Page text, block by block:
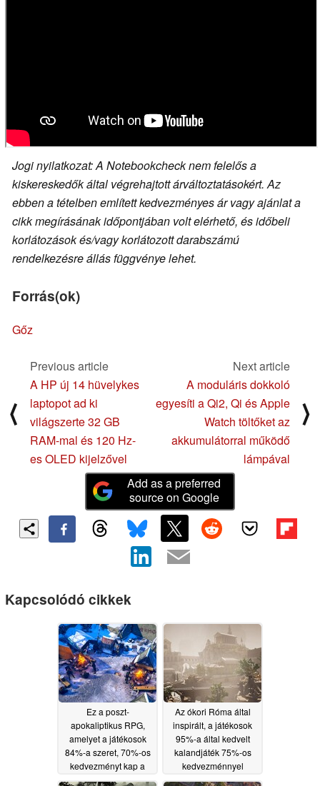
Jogi nyilatkozat: A Notebookcheck nem felelős a
kiskereskedők által végrehajtott árváltoztatásokért. Az
ebben a tételben említett kedvezményes ár vagy ajánlat a
cikk megírásának időpontjában volt elérhető, és időbeli
korlátozások és/vagy korlátozott darabszámú
rendelkezésre állás függvénye lehet.
Forrás(ok)
Gőz
⟨
Previous article
A HP új 14 hüvelykes
laptopot ad ki
világszerte 32 GB
RAM-mal és 120 Hz-
es OLED kijelzővel
Next article
A moduláris dokkoló
egyesíti a Qi2, Qi és Apple
Watch töltőket az
akkumulátorral működő
lámpával
⟩
Add as a preferred
source on Google
Kapcsolódó cikkek
Ez a poszt-
apokaliptikus RPG,
amelyet a játékosok
84%-a szeret, 70%-os
kedvezményt kap a
Steamen06/06/2026
Az ókori Róma által
inspirált, a játékosok
95%-a által kedvelt
kalandjáték 75%-os
kedvezménnyel
kapható a Steamen